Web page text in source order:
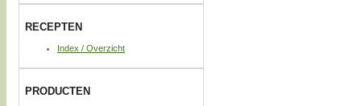
RECEPTEN
Index / Overzicht
PRODUCTEN